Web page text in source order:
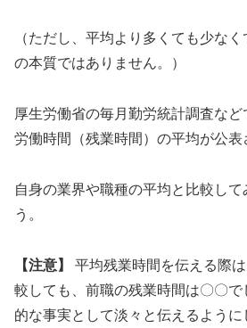
（ただし、平均より多くても少な
の本質ではありません。）
厚生労働省の毎月勤労統計調査な
労働時間（残業時間）の平均が公表
自身の業界や職種の平均と比較して
う。
【注意】
平均残業時間を伝える際
較しても、前職の残業時間は〇〇
的な事実として淡々と伝えるように